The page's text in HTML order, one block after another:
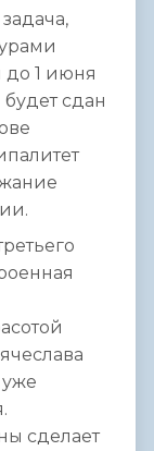
1 июня
будет сдан
сделает